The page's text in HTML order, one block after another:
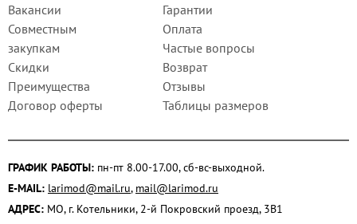
Вакансии
Совместным
закупкам
Скидки
Преимущества
Договор оферты
Гарантии
Оплата
Частые вопросы
Возврат
Отзывы
Таблицы размеров
ГРАФИК РАБОТЫ: пн-пт 8.00-17.00, сб-вс-выходной.
E-MAIL: larimod@mail.ru, mail@larimod.ru
АДРЕС: МО, г. Котельники, 2-й Покровский проезд, 3В1